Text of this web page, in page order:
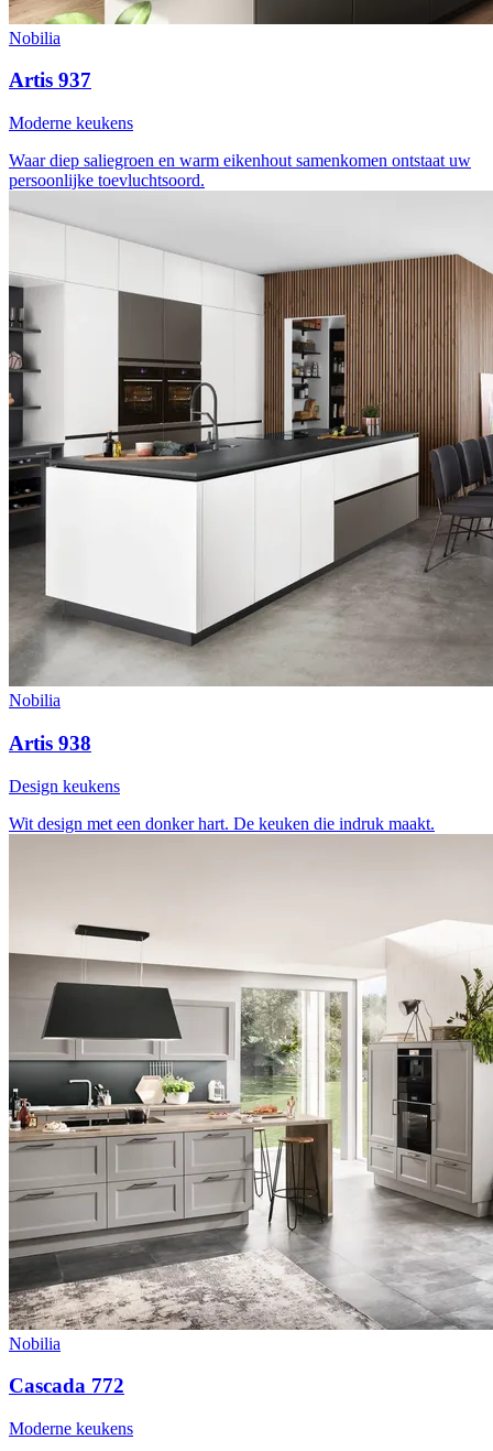
Nobilia
Artis 937
Moderne keukens
Waar diep saliegroen en warm eikenhout samenkomen ontstaat uw
persoonlijke toevluchtsoord.
Nobilia
Artis 938
Design keukens
Wit design met een donker hart. De keuken die indruk maakt.
Nobilia
Cascada 772
Moderne keukens